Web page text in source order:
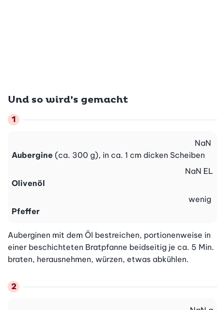
Und so wird’s gemacht
Aubergine (ca. 300 g), in ca. 1 cm dicken Scheiben
NaN
Olivenöl
NaN EL
Pfeffer
wenig
Auberginen mit dem Öl bestreichen, portionenweise in
einer beschichteten Bratpfanne beidseitig je ca. 5 Min.
braten, herausnehmen, würzen, etwas abkühlen.